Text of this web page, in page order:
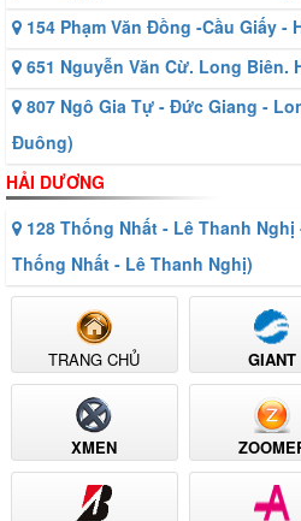
154 Phạm Văn Đồng -Cầu Giấy -
651 Nguyễn Văn Cừ. Long Biên.
807 Ngô Gia Tự - Đức Giang -
Đuông)
HẢI DƯƠNG
128 Thống Nhất - Lê Thanh
Thống Nhất - Lê Thanh Nghị)
TRANG CHỦ GIANT
XMEN